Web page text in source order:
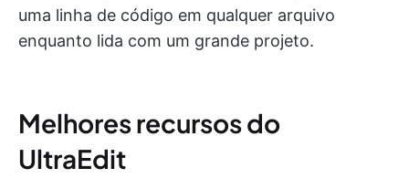
uma linha de código em qualquer arquivo
enquanto lida com um grande projeto.
Melhores recursos do
UltraEdit